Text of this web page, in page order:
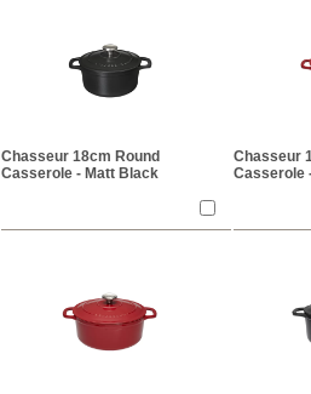
Chasseur 18cm Round
Casserole - Matt Black
Chasseur
Casserole